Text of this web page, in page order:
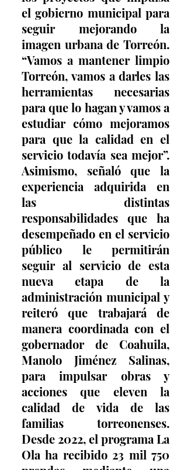
el gobierno municipal para
seguir mejorando la
imagen urbana de Torreón.
“Vamos a mantener limpio
Torreón, vamos a darles las
herramientas necesarias
para que lo hagan y vamos a
estudiar cómo mejoramos
para que la calidad en el
servicio todavía sea mejor”.
Asimismo, señaló que la
experiencia adquirida en
las distintas
responsabilidades que ha
desempeñado en el servicio
público le permitirán
seguir al servicio de esta
nueva etapa de la
administración municipal y
reiteró que trabajará de
manera coordinada con el
gobernador de Coahuila,
Manolo Jiménez Salinas,
para impulsar obras y
acciones que eleven la
calidad de vida de las
familias torreonenses.
Desde 2022, el programa La
Ola ha recibido 23 mil 750